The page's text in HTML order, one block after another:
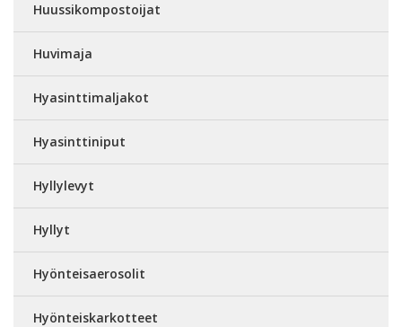
Huussikompostoijat
Huvimaja
Hyasinttimaljakot
Hyasinttiniput
Hyllylevyt
Hyllyt
Hyönteisaerosolit
Hyönteiskarkotteet